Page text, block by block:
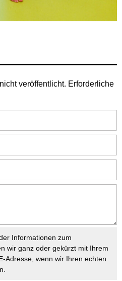
veröffentlicht. Erforderliche
Informationen zum
wir ganz oder gekürzt mit Ihrem
Adresse, wenn wir Ihren echten